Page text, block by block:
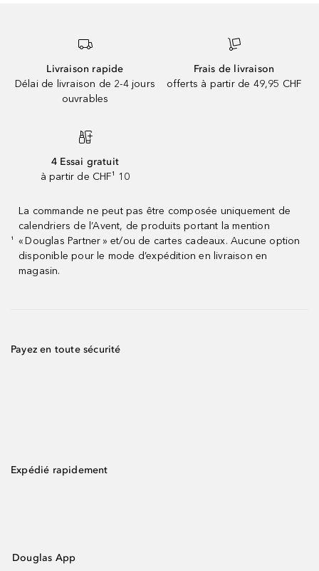
Livraison rapide
Délai de livraison de 2-4 jours
ouvrables
Frais de livraison
offerts à partir de 49,95 CHF
4 Essai gratuit
à partir de CHF¹ 10
¹
La commande ne peut pas être composée uniquement de
calendriers de l’Avent, de produits portant la mention
« Douglas Partner » et/ou de cartes cadeaux. Aucune option
disponible pour le mode d’expédition en livraison en
magasin.
Payez en toute sécurité
Expédié rapidement
Douglas App